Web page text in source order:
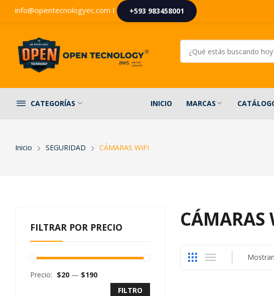
info@opentecnologyec.com I +593 983458001
CATEGORÍAS INICIO MARCAS
Inicio SEGURIDAD CÁMARAS WIFI
CÁMARAS
FILTRAR POR PRECIO
Precio: $20 — $190
FILTRO